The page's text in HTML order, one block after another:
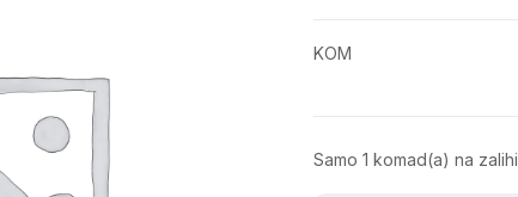
KOM
Samo 1 komad(a) na zalihi